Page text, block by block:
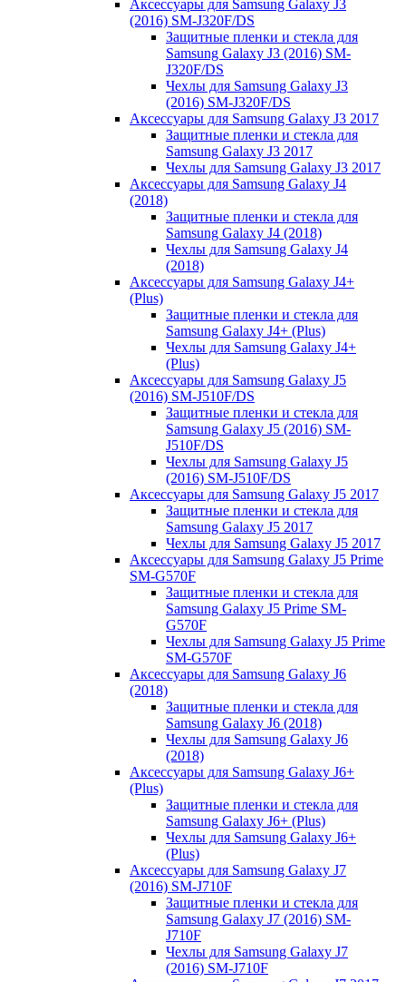
Аксессуары для Samsung Galaxy J3
(2016) SM-J320F/DS
Защитные пленки и стекла для
Samsung Galaxy J3 (2016) SM-
J320F/DS
Чехлы для Samsung Galaxy J3
(2016) SM-J320F/DS
Аксессуары для Samsung Galaxy J3 2017
Защитные пленки и стекла для
Samsung Galaxy J3 2017
Чехлы для Samsung Galaxy J3 2017
Аксессуары для Samsung Galaxy J4
(2018)
Защитные пленки и стекла для
Samsung Galaxy J4 (2018)
Чехлы для Samsung Galaxy J4
(2018)
Аксессуары для Samsung Galaxy J4+
(Plus)
Защитные пленки и стекла для
Samsung Galaxy J4+ (Plus)
Чехлы для Samsung Galaxy J4+
(Plus)
Аксессуары для Samsung Galaxy J5
(2016) SM-J510F/DS
Защитные пленки и стекла для
Samsung Galaxy J5 (2016) SM-
J510F/DS
Чехлы для Samsung Galaxy J5
(2016) SM-J510F/DS
Аксессуары для Samsung Galaxy J5 2017
Защитные пленки и стекла для
Samsung Galaxy J5 2017
Чехлы для Samsung Galaxy J5 2017
Аксессуары для Samsung Galaxy J5 Prime
SM-G570F
Защитные пленки и стекла для
Samsung Galaxy J5 Prime SM-
G570F
Чехлы для Samsung Galaxy J5 Prime
SM-G570F
Аксессуары для Samsung Galaxy J6
(2018)
Защитные пленки и стекла для
Samsung Galaxy J6 (2018)
Чехлы для Samsung Galaxy J6
(2018)
Аксессуары для Samsung Galaxy J6+
(Plus)
Защитные пленки и стекла для
Samsung Galaxy J6+ (Plus)
Чехлы для Samsung Galaxy J6+
(Plus)
Аксессуары для Samsung Galaxy J7
(2016) SM-J710F
Защитные пленки и стекла для
Samsung Galaxy J7 (2016) SM-
J710F
Чехлы для Samsung Galaxy J7
(2016) SM-J710F